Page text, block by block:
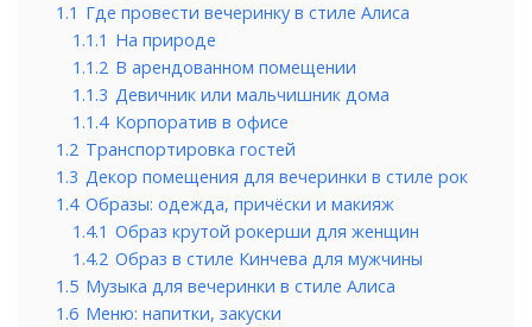
1.1 Где провести вечеринку в стиле Алиса
1.1.1 На природе
1.1.2 В арендованном помещении
1.1.3 Девичник или мальчишник дома
1.1.4 Корпоратив в офисе
1.2 Транспортировка гостей
1.3 Декор помещения для вечеринки в стиле рок
1.4 Образы: одежда, причёски и макияж
1.4.1 Образ крутой рокерши для женщин
1.4.2 Образ в стиле Кинчева для мужчины
1.5 Музыка для вечеринки в стиле Алиса
1.6 Меню: напитки, закуски